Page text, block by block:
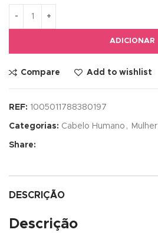
ADICIONAR
Compare Add to wishlist
REF: 1005011788380197
Categorias: Cabelo Humano , Mulher
Share:
DESCRIÇÃO
Descrição